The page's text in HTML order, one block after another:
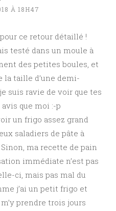
À 18H47
ce retour détaillé !
testé dans un moule à
des petites boules, et
la taille d’une demi-
suis ravie de voir que tes
que moi :-p
un frigo assez grand
saladiers de pâte à
ma recette de pain
immédiate n’est pas
ci, mais pas mal du
j’ai un petit frigo et
prendre trois jours